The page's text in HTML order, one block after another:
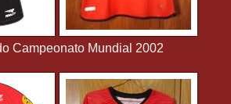
Campeonato Mundial 2002